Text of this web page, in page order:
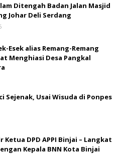
Ditengah Badan Jalan Masjid
Johar Deli Serdang
Esek alias Remang-Remang
Menghiasi Desa Pangkal
Sejenak, Usai Wisuda di Ponpes
Ketua DPD APPI Binjai – Langkat
Kepala BNN Kota Binjai